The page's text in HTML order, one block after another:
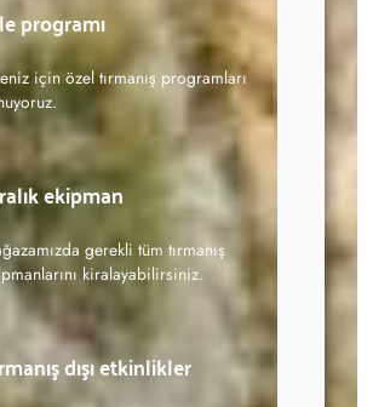
programı
için özel tırmanış programları
ekipman
gerekli tüm tırmanış
kiralayabilirsiniz.
dışı etkinlikler